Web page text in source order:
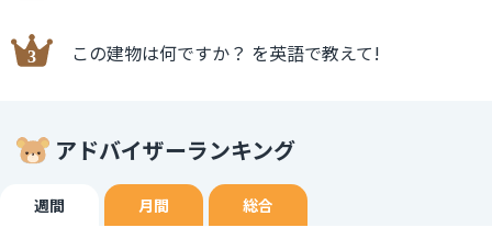
この建物は何ですか？ を英語で教えて!
アドバイザーランキング
週間 月間 総合